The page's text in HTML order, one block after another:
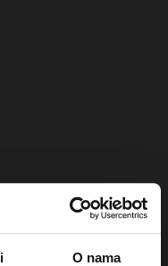
O nama